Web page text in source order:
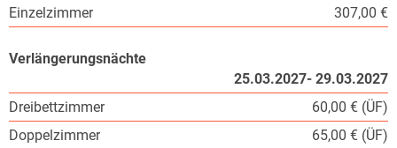
Einzelzimmer
Verlängerungsnächte
Dreibettzimmer
Doppelzimmer
307,00 €
25.03.2027- 29.03.2027
60,00 € (ÜF)
65,00 € (ÜF)